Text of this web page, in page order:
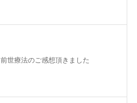
前世療法のご感想頂きました